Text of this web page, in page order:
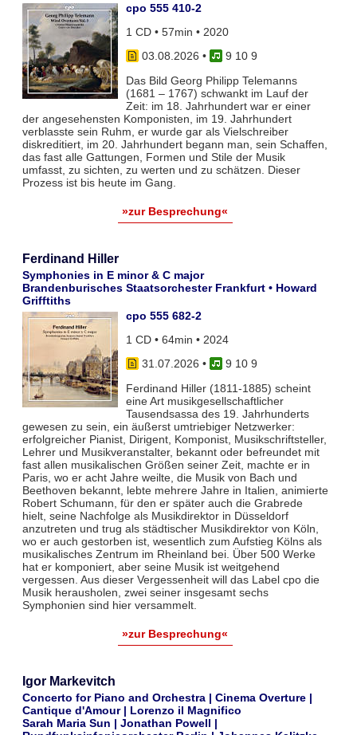
cpo 555 410-2
1 CD • 57min • 2020
03.08.2026 •
9 10 9
Das Bild Georg Philipp Telemanns
(1681 – 1767) schwankt im Lauf der
Zeit: im 18. Jahrhundert war er einer
der angesehensten Komponisten, im 19. Jahrhundert
verblasste sein Ruhm, er wurde gar als Vielschreiber
diskreditiert, im 20. Jahrhundert begann man, sein Schaffen,
das fast alle Gattungen, Formen und Stile der Musik
umfasst, zu sichten, zu werten und zu schätzen. Dieser
Prozess ist bis heute im Gang.
»zur Besprechung«
Ferdinand Hiller
Symphonies in E minor & C major
Brandenburisches Staatsorchester Frankfurt • Howard
Grifftiths
cpo 555 682-2
1 CD • 64min • 2024
31.07.2026 •
9 10 9
Ferdinand Hiller (1811-1885) scheint
eine Art musikgesellschaftlicher
Tausendsassa des 19. Jahrhunderts
gewesen zu sein, ein äußerst umtriebiger Netzwerker:
erfolgreicher Pianist, Dirigent, Komponist, Musikschriftsteller,
Lehrer und Musikveranstalter, bekannt oder befreundet mit
fast allen musikalischen Größen seiner Zeit, machte er in
Paris, wo er acht Jahre weilte, die Musik von Bach und
Beethoven bekannt, lebte mehrere Jahre in Italien, animierte
Robert Schumann, für den er später auch die Grabrede
hielt, seine Nachfolge als Musikdirektor in Düsseldorf
anzutreten und trug als städtischer Musikdirektor von Köln,
wo er auch gestorben ist, wesentlich zum Aufstieg Kölns als
musikalisches Zentrum im Rheinland bei. Über 500 Werke
hat er komponiert, aber seine Musik ist weitgehend
vergessen. Aus dieser Vergessenheit will das Label cpo die
Musik herausholen, zwei seiner insgesamt sechs
Symphonien sind hier versammelt.
»zur Besprechung«
Igor Markevitch
Concerto for Piano and Orchestra | Cinema Overture |
Cantique d'Amour | Lorenzo il Magnifico
Sarah Maria Sun | Jonathan Powell |